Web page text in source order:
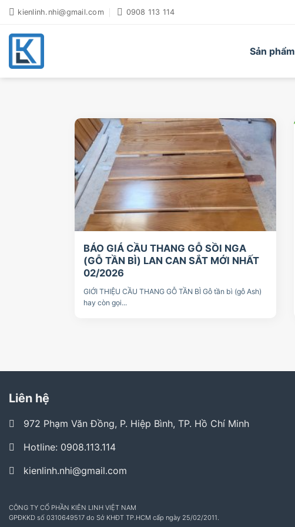
Bỏ
nội
dung
kienlinh.nhi@gmail.com 0908 113 114
Sản phẩm
BÁO GIÁ CẦU THANG GỖ SỒI NGA
(GỖ TẦN BÌ) LAN CAN SẮT MỚI NHẤT
02/2026
GIỚI THIỆU CẦU THANG GỖ TẦN BÌ Gỗ tần bì (gỗ Ash)
hay còn gọi...
Liên hệ
972 Phạm Văn Đồng, P. Hiệp Bình, TP. Hồ Chí Minh
Hotline: 0908.113.114
kienlinh.nhi@gmail.com
CÔNG TY CỔ PHẦN KIÊN LINH VIỆT NAM
GPĐKKD số 0310649517 do Sở KHĐT TP.HCM cấp ngày 25/02/2011.